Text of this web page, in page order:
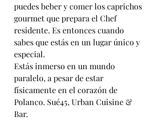
puedes beber y comer los caprichos
gourmet que prepara el Chef
residente. Es entonces cuando
sabes que estás en un lugar único y
especial.
Estás inmerso en un mundo
paralelo, a pesar de estar
físicamente en el corazón de
Polanco. Sué45, Urban Cuisine &
Bar.